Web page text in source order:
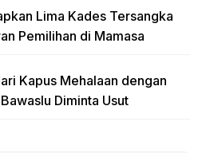
Lima Kades Tersangka
Pemilihan di Mamasa
Kapus Mehalaan dengan
Diminta Usut